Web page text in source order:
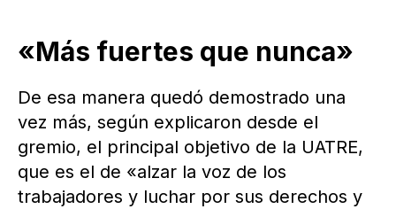
«Más fuertes que nunca»
De esa manera quedó demostrado una
vez más, según explicaron desde el
gremio, el principal objetivo de la UATRE,
que es el de «alzar la voz de los
trabajadores y luchar por sus derechos y